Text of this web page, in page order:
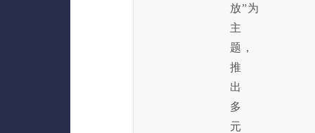
放”为
主
题，
推
出
多
元